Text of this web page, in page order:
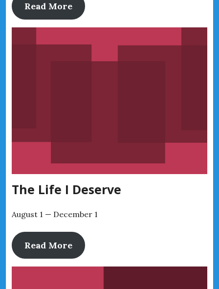
Read More
The Life I Deserve
August 1 — December 1
Read More